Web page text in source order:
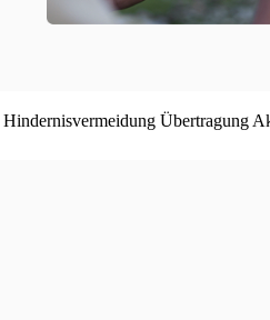
Hindernisvermeidung Übertragung